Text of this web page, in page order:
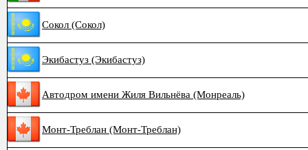
Сокол (Сокол)
Экибастуз (Экибастуз)
Автодром имени Жиля Вильнёва (Монреаль)
Монт-Треблан (Монт-Треблан)